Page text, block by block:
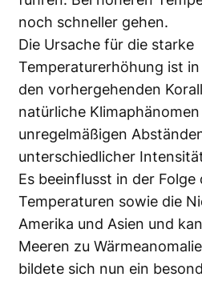
noch schneller gehen.
Die Ursache für die starke
Temperaturerhöhung ist
den vorhergehenden
natürliche
unregelmäßigen
unterschiedlicher
Es beeinflusst in der Folge
Temperaturen sowie die
Amerika und Asien und
Meeren zu
bildete sich nun ein